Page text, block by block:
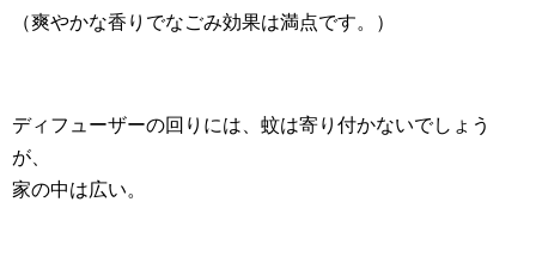
（爽やかな香りでなごみ効果は満点です。）
ディフューザーの回りには、蚊は寄り付かないでしょう
が、
家の中は広い。